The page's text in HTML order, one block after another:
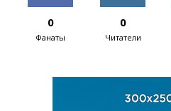
0
Фанаты
0
Читатели